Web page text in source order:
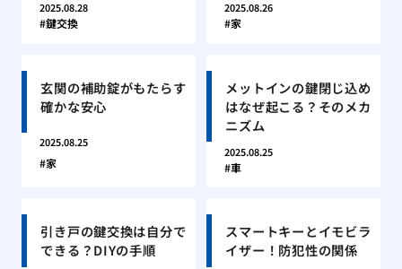
2025.08.28
鍵交換
2025.08.26
家
玄関の補助錠がもたらす
確かな安心
2025.08.25
家
メットインの鍵閉じ込め
はなぜ起こる？そのメカ
ニズム
2025.08.25
車
引き戸の鍵交換は自分で
できる？DIYの手順
スマートキーとイモビラ
イザー！防犯性の関係